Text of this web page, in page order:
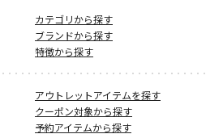
カテゴリから探す
ブランドから探す
特徴から探す
アウトレットアイテムを探す
クーポン対象から探す
予約アイテムから探す